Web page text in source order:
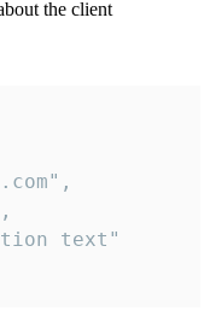
the client
text"